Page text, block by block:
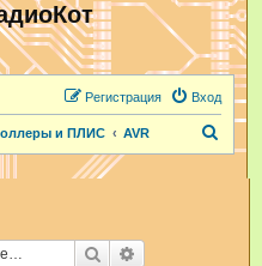
Вход
Регистрация
и ПЛИС AVR
Поиск